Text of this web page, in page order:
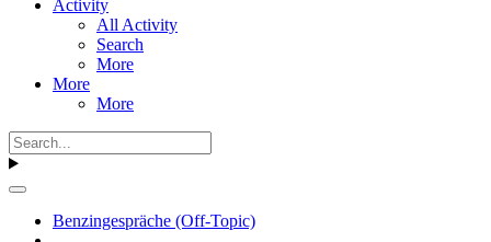
Activity
All Activity
Search
More
More
More
Benzingespräche (Off-Topic)